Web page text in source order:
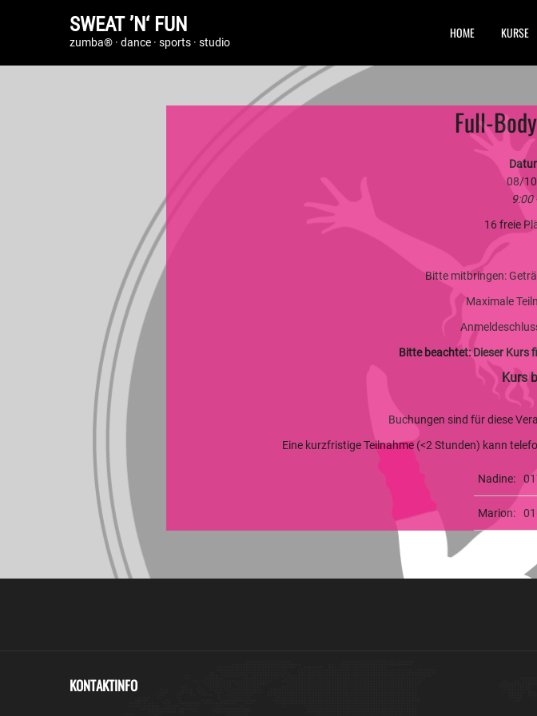
SWEAT ’N‘ FUN
zumba® · dance · sports · studio
HOME KURSE
Full-
08/
9:00
16 freie
Bitte mitbringen:
Maximale
Bitte beachtet: Dieser Kurs
Kurs
Buchungen sind für diese
Eine kurzfristige Teilnahme (<2 Stunden) kann
Nadine:
Marion:
KONTAKTINFO